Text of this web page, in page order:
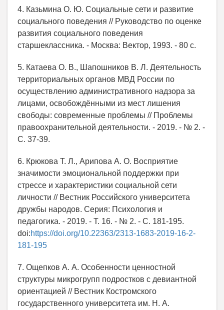
4. Казьмина О. Ю. Социальные сети и развитие
социального поведения // Руководство по оценке
развития социального поведения
старшеклассника. - Москва: Вектор, 1993. - 80 с.
5. Катаева О. В., Шапошников В. Л. Деятельность
территориальных органов МВД России по
осуществлению административного надзора за
лицами, освобождёнными из мест лишения
свободы: современные проблемы // Проблемы
правоохранительной деятельности. - 2019. - № 2. -
С. 37-39.
6. Крюкова Т. Л., Арипова А. О. Восприятие
значимости эмоциональной поддержки при
стрессе и характеристики социальной сети
личности // Вестник Российского университета
дружбы народов. Серия: Психология и
педагогика. - 2019. - Т. 16. - № 2. - C. 181-195.
doi:https://doi.org/10.22363/2313-1683-2019-16-2-
181-195
7. Ощепков А. А. Особенности ценностной
структуры микрогрупп подростков с девиантной
ориентацией // Вестник Костромского
государственного университета им. Н. А.